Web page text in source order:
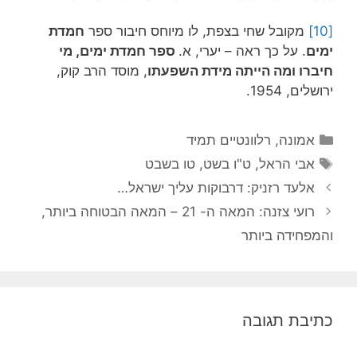
[10] מקובל שחי בצפת, לו מיוחס חיבור ספר חמדת
ימים. על כך ראה – יערי, א. ספר חמדת ימים, מי
חיברו ומה הייתה מידת השפעתו, מוסד הרב קוק,
ירושלים, 1954.
קטגוריות
אמונה, רלוונטיים תמיד
תגיות
אבי הראל,ט"ו בשט,טו בשבט
אלעד רזניק: דרבוקות עליך ישראל…
רועי צזנה: המאה ה- 21 – המאה הבטוחה ביותר,
והמפחידה ביותר
כתיבת תגובה